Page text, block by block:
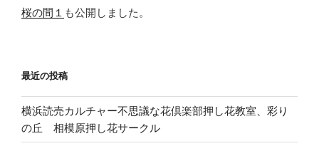
桜の間１ も公開しました。
最近の投稿
横浜読売カルチャー不思議な花倶楽部押し花教室、彩り
の丘 相模原押し花サークル